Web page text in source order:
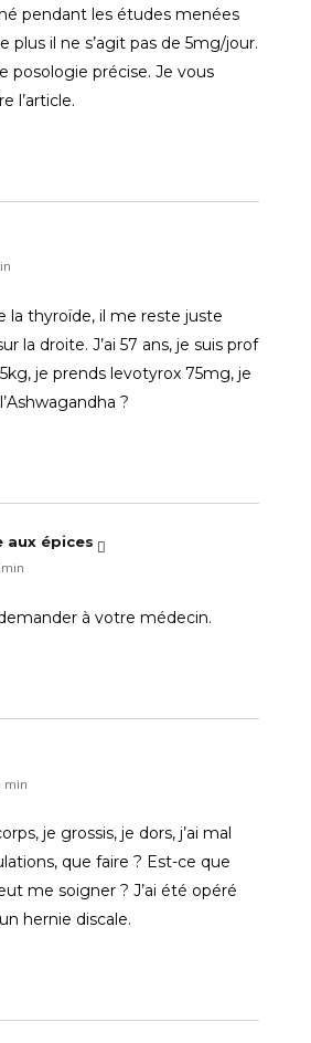
pendant les études menées
plus il ne s’agit pas de 5mg/jour.
posologie précise. Je vous
l’article.
la thyroïde, il me reste juste
la droite. J’ai 57 ans, je suis prof
je prends levotyrox 75mg, je
?
aux épices dit :
min
à votre médecin.
min
je grossis, je dors, j’ai mal
que faire ? Est-ce que
me soigner ? J’ai été opéré
hernie discale.